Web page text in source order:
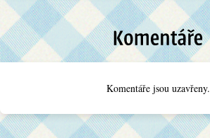
Komentáře jsou uzavřeny.